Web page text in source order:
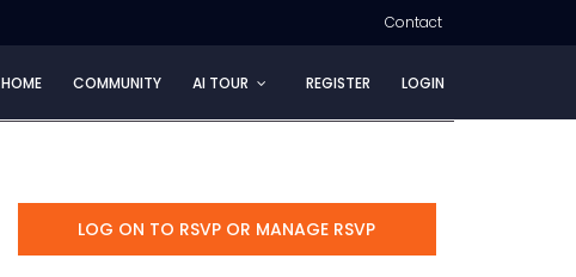
Contact
HOME COMMUNITY AI TOUR REGISTER LOGIN
LOG ON TO RSVP OR MANAGE RSVP